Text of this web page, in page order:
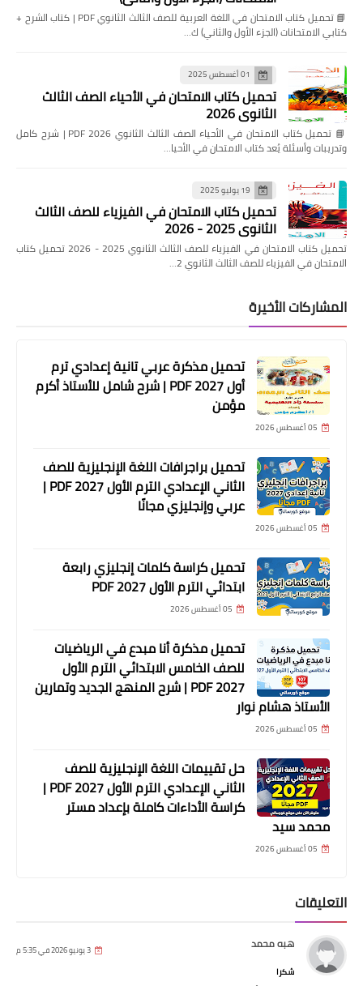
📘 تحميل كتاب الامتحان في اللغة العربية للصف الثالث الثانوي PDF | كتاب الشرح +
كتابي الامتحانات (الجزء الأول والثاني) ك…
01 أغسطس 2025
تحميل كتاب الامتحان في الأحياء الصف الثالث
الثانوي 2026
📘 تحميل كتاب الامتحان في الأحياء الصف الثالث الثانوي 2026 PDF | شرح كامل
وتدريبات وأسئلة يُعد كتاب الامتحان في الأحيا…
19 يوليو 2025
تحميل كتاب الامتحان في الفيزياء للصف الثالث
الثانوي 2025 - 2026
تحميل كتاب الامتحان في الفيزياء للصف الثالث الثانوي 2025 - 2026 تحميل كتاب
الامتحان في الفيزياء للصف الثالث الثانوي 2…
المشاركات الأخيرة
تحميل مذكرة عربي تانية إعدادي ترم
أول 2027 PDF | شرح شامل للأستاذ أكرم
مؤمن
05 أغسطس 2026
تحميل براجرافات اللغة الإنجليزية للصف
الثاني الإعدادي الترم الأول 2027 PDF |
عربي وإنجليزي مجانًا
05 أغسطس 2026
تحميل كراسة كلمات إنجليزي رابعة
ابتدائي الترم الأول 2027 PDF
05 أغسطس 2026
تحميل مذكرة أنا مبدع في الرياضيات
للصف الخامس الابتدائي الترم الأول
2027 PDF | شرح المنهج الجديد وتمارين
الأستاذ هشام نوار
05 أغسطس 2026
حل تقييمات اللغة الإنجليزية للصف
الثاني الإعدادي الترم الأول 2027 PDF |
كراسة الأداءات كاملة بإعداد مستر
محمد سيد
05 أغسطس 2026
التعليقات
هبه محمد 3 يونيو 2026 في 5:35 م
شكرا